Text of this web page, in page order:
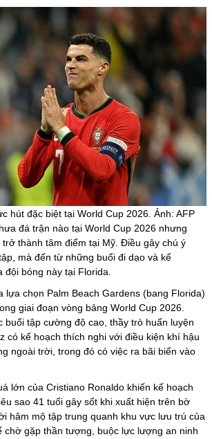
hút đặc biệt tại World Cup 2026. Ảnh: AFP
đá trận nào tại World Cup 2026 nhưng
thành tâm điểm tại Mỹ. Điều gây chú ý
mà đến từ những buổi đi dạo và kế
đội bóng này tại Florida.
lựa chọn Palm Beach Gardens (bang Florida)
giai đoạn vòng bảng World Cup 2026.
buổi tập cường độ cao, thầy trò huấn luyện
có kế hoạch thích nghi với điều kiện khí hậu
ngoài trời, trong đó có việc ra bãi biển vào
lớn của Cristiano Ronaldo khiến kế hoạch
sao 41 tuổi gây sốt khi xuất hiện trên bờ
hâm mộ tập trung quanh khu vực lưu trú của
chờ gặp thần tượng, buộc lực lượng an ninh